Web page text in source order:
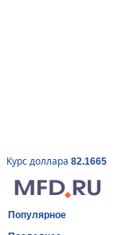
Курс доллара 82.1665
Популярное